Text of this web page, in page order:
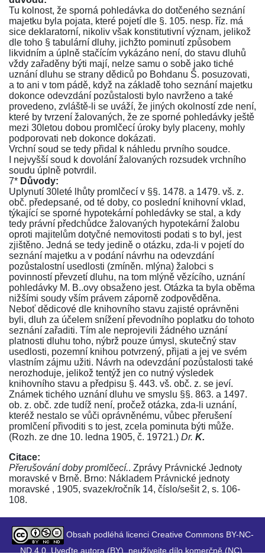
Tu kolnost, že sporná pohledávka do dotčeného seznání
majetku byla pojata, které pojetí dle §. 105. nesp. říz. má
sice deklaratorní, nikoliv však konstitutivní význam, jelikož
dle toho § tabulární dluhy, jichžto pominutí způsobem
likvidním a úplně stačícím vykázáno není, do stavu dluhů
vždy zařaděny býti mají, nelze samu o sobě jako tiché
uznání dluhu se strany dědiců po Bohdanu Š. posuzovati,
a to ani v tom pádě, když na základě toho seznání majetku
dokonce odevzdání pozůstalosti bylo navrženo a také
provedeno, zvláště-li se uváží, že jiných okolností zde není,
které by tvrzení žalovaných, že ze sporné pohledávky ještě
mezi 30letou dobou promlčecí úroky byly placeny, mohly
podporovati neb dokonce dokázati.
Vrchní soud se tedy přidal k náhledu prvního soudce.
I nejvyšší soud k dovolání žalovaných rozsudek vrchního
soudu úplně potvrdil.
7* Důvody:
Uplynutí 30leté lhůty promlčecí v §§. 1478. a 1479. vš. z.
obč. předepsané, od té doby, co poslední knihovní vklad,
týkající se sporné hypotekární pohledávky se stal, a kdy
tedy právní předchůdce žalovaných hypotekární žalobu
oproti majitelům dotyčné nemovitosti podati s to byl, jest
zjištěno. Jedná se tedy jedině o otázku, zda-li v pojetí do
seznání majetku a v podání návrhu na odevzdání
pozůstalostní usedlosti (zmíněn. mlýna) žalobci s
povinností převzetí dluhu, na tom mlýně vězícího, uznání
pohledávky M. B..ovy obsaženo jest. Otázka ta byla oběma
nižšími soudy vším právem záporně zodpověděna.
Neboť dědicové dle knihovního stavu zajisté oprávněni
byli, dluh za účelem snížení převodního poplatku do tohoto
seznání zařaditi. Tím ale neprojevili žádného uznání
platnosti dluhu toho, nýbrž pouze úmysl, skutečný stav
usedlosti, pozemní knihou potvrzený, přijati a jej ve svém
vlastním zájmu užiti. Návrh na odevzdání pozůstalosti také
nerozhoduje, jelikož tentýž jen co nutný výsledek
knihovního stavu a předpisu §. 443. vš. obč. z. se jeví.
Známek tichého uznání dluhu ve smyslu §§. 863. a 1497.
ob. z. obč. zde tudíž není, pročež otázka, zda-li uznání,
kteréž nestalo se vůči oprávněnému, vůbec přerušení
promlčení přivoditi s to jest, zcela pominuta býti může.
(Rozh. ze dne 10. ledna 1905, č. 19721.) Dr. K.
Citace:
Přerušování doby promlčecí.. Zprávy Právnické Jednoty
moravské v Brně. Brno: Nákladem Právnické jednoty
moravské , 1905, svazek/ročník 14, číslo/sešit 2, s. 106-
108.
Obsah podléhá licenci Creative Commons BY-NC-
ND 4.0. Uveďte autora (BY), neužívejte dílo komerčně (NC),